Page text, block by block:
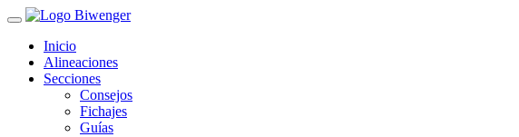
Inicio
Alineaciones
Secciones
Consejos
Fichajes
Guías